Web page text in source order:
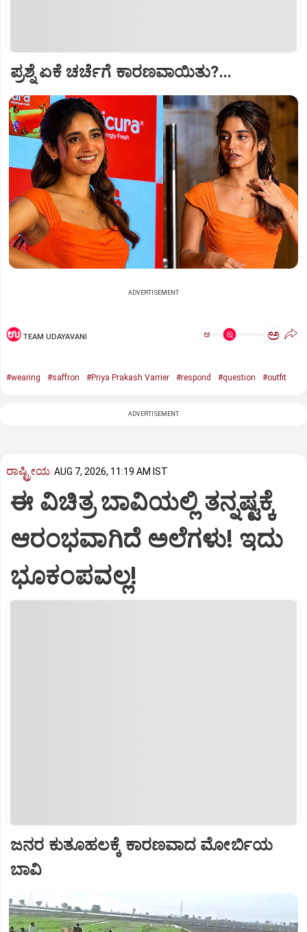
ಪ್ರಶ್ನೆ ಏಕೆ ಚರ್ಚೆಗೆ ಕಾರಣವಾಯಿತು?...
ADVERTISEMENT
TEAM UDAYAVANI ಅ ಅ
#wearing #saffron #Priya Prakash Varrier #respond #question #outfit
ADVERTISEMENT
ರಾಷ್ಟ್ರೀಯ AUG 7, 2026, 11:19 AM IST
ಈ ವಿಚಿತ್ರ ಬಾವಿಯಲ್ಲಿ ತನ್ನಷ್ಟಕ್ಕೆ
ಆರಂಭವಾಗಿದೆ ಅಲೆಗಳು! ಇದು
ಭೂಕಂಪವಲ್ಲ!
ಜನರ ಕುತೂಹಲಕ್ಕೆ ಕಾರಣವಾದ ಮೋರ್ಬಿಯ
ಬಾವಿ